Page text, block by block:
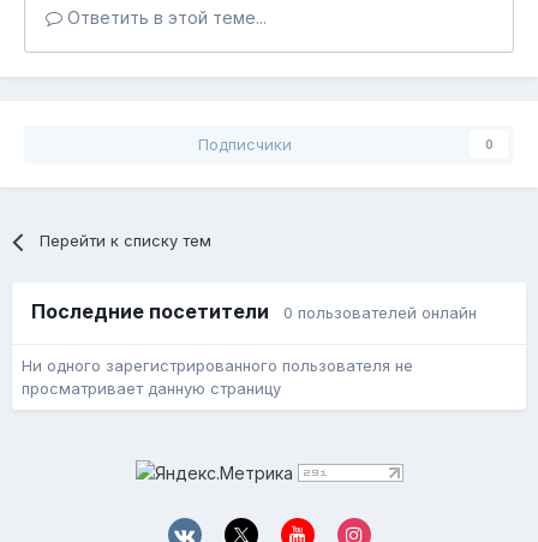
Ответить в этой теме...
Подписчики 0
Перейти к списку тем
Последние посетители 0 пользователей онлайн
Ни одного зарегистрированного пользователя не
просматривает данную страницу